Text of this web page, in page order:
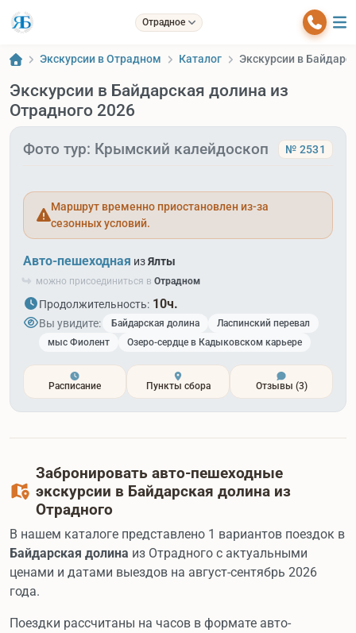
Отрадное
Экскурсии в Отрадном Каталог Экскурсии в
Экскурсии в Байдарская долина из
Отрадного 2026
Фото тур: Крымский калейдоскоп № 2531
Маршрут временно приостановлен из-за
сезонных условий.
Авто-пешеходная изЯлты
можно присоединиться в Отрадном
Продолжительность: 10ч.
Вы увидите: Байдарская долина
Ласпинский перевал
мыс Фиолент
Озеро-сердце в Кадыковском карьере
Расписание Пункты сбора Отзывы (3)
Забронировать авто-пешеходные
экскурсии в Байдарская долина из
Отрадного
В нашем каталоге представлено 1 вариантов поездок в
Байдарская долина из Отрадного с актуальными
ценами и датами выездов на август-сентябрь 2026
года.
Поездки рассчитаны на часов в формате авто-